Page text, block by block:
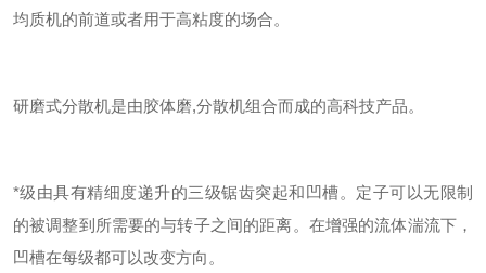
均质机的前道或者用于高粘度的场合。
研磨式分散机是由胶体磨,分散机组合而成的高科技产品。
*级由具有精细度递升的三级锯齿突起和凹槽。定子可以无限制
的被调整到所需要的与转子之间的距离。在增强的流体湍流下，
凹槽在每级都可以改变方向。